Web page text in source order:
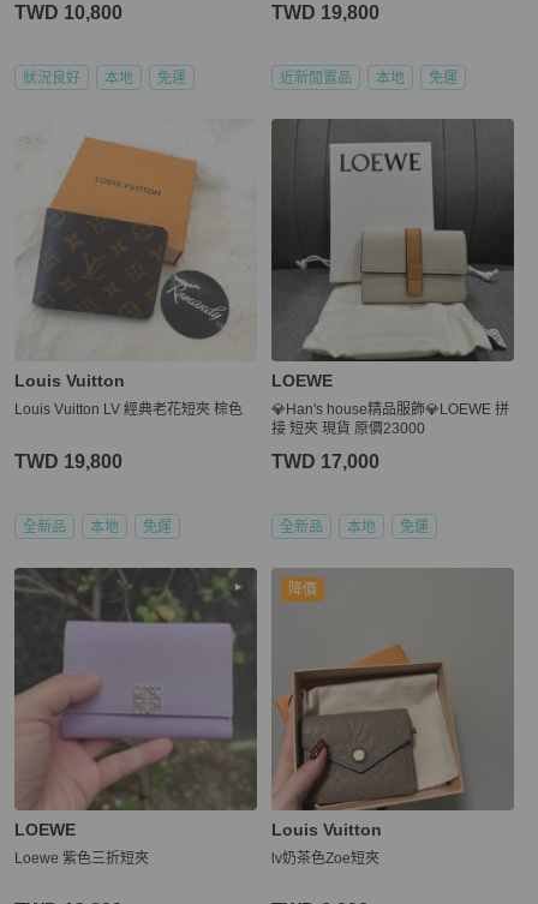
TWD 10,800
狀況良好 本地 免運
TWD 19,800
近新閒置品 本地 免運
Louis Vuitton
Louis Vuitton LV 經典老花短夾 棕色
TWD 19,800
全新品 本地 免運
LOEWE
💎Han's house精品服飾💎LOEWE 拼
接 短夾 現貨 原價23000
TWD 17,000
全新品 本地 免運
LOEWE
Loewe 紫色三折短夾
降價
Louis Vuitton
lv奶茶色Zoe短夾